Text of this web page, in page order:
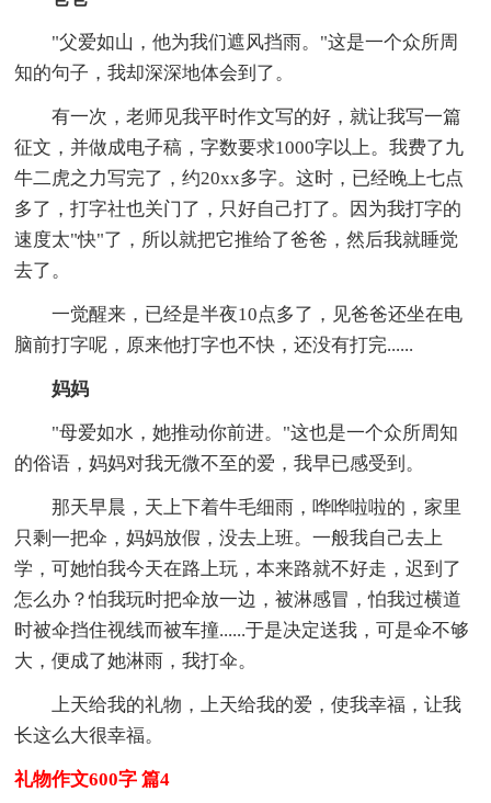
"父爱如山，他为我们遮风挡雨。"这是一个众所周
知的句子，我却深深地体会到了。
有一次，老师见我平时作文写的好，就让我写一篇
征文，并做成电子稿，字数要求1000字以上。我费了九
牛二虎之力写完了，约20xx多字。这时，已经晚上七点
多了，打字社也关门了，只好自己打了。因为我打字的
速度太"快"了，所以就把它推给了爸爸，然后我就睡觉
去了。
一觉醒来，已经是半夜10点多了，见爸爸还坐在电
脑前打字呢，原来他打字也不快，还没有打完......
妈妈
"母爱如水，她推动你前进。"这也是一个众所周知
的俗语，妈妈对我无微不至的爱，我早已感受到。
那天早晨，天上下着牛毛细雨，哗哗啦啦的，家里
只剩一把伞，妈妈放假，没去上班。一般我自己去上
学，可她怕我今天在路上玩，本来路就不好走，迟到了
怎么办？怕我玩时把伞放一边，被淋感冒，怕我过横道
时被伞挡住视线而被车撞......于是决定送我，可是伞不够
大，便成了她淋雨，我打伞。
上天给我的礼物，上天给我的爱，使我幸福，让我
长这么大很幸福。
礼物作文600字 篇4